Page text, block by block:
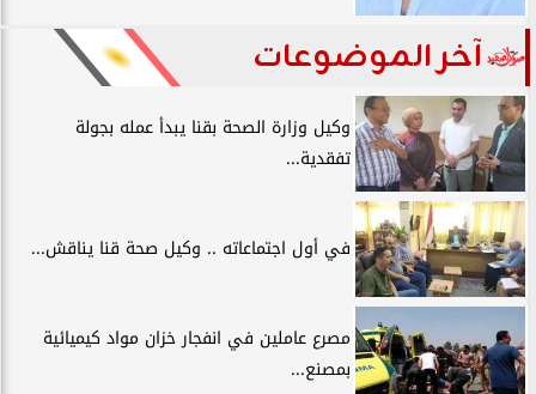
آخر الموضوعات
وكيل وزارة الصحة بقنا يبدأ عمله بجولة
تفقدية...
في أول اجتماعاته .. وكيل صحة قنا يناقش...
مصرع عاملين في انفجار خزان مواد كيميائية
بمصنع...